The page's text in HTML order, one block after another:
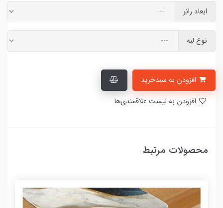
ابعاد رانر
نوع لبه
محصولات مرتبط